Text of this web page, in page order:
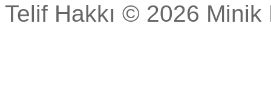
Telif Hakkı © 2026 Minik